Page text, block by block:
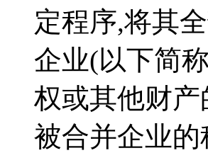
定程序,将其
企业(以下简
权或其他财
被合并企业